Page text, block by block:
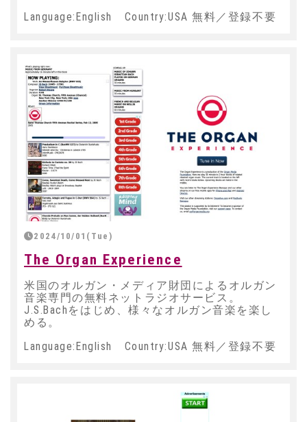
Language:English Country:USA 無料／登録不要
2024/10/01(Tue)
The Organ Experience
米国のオルガン・メディア財団によるオルガン
音楽専門の無料ネットラジオサービス。
J.S.Bachをはじめ、様々なオルガン音楽を楽し
める。
Language:English Country:USA 無料／登録不要